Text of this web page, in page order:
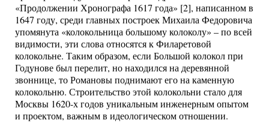
«Продолжении Хронографа 1617 года» [2], написанном в
1647 году, среди главных построек Михаила Федоровича
упомянута «колокольница большому колоколу» – по всей
видимости, эти слова относятся к Филаретовой
колокольне. Таким образом, если Большой колокол при
Годунове был перелит, но находился на деревянной
звоннице, то Романовы поднимают его на каменную
колокольню. Строительство этой колокольни стало для
Москвы 1620-х годов уникальным инженерным опытом
и проектом, важным в идеологическом отношении.